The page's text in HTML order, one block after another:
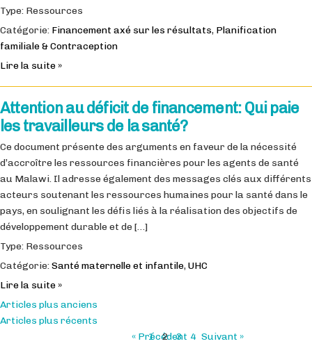
Type: Ressources
Catégorie: Financement axé sur les résultats, Planification
familiale & Contraception
Lire la suite »
Attention au déficit de financement: Qui paie
les travailleurs de la santé?
Ce document présente des arguments en faveur de la nécessité
d’accroître les ressources financières pour les agents de santé
au Malawi. Il adresse également des messages clés aux différents
acteurs soutenant les ressources humaines pour la santé dans le
pays, en soulignant les défis liés à la réalisation des objectifs de
développement durable et de […]
Type: Ressources
Catégorie:Santé maternelle et infantile,UHC
Lire la suite »
Navigation
Articles plus anciens
Articles plus récents
« Précédent
1 2 3 4 Suivant »